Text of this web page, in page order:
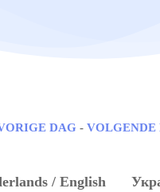
DAG - VOLGENDE
/ English